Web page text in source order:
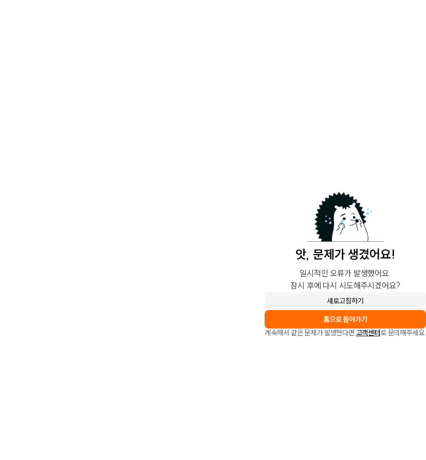
앗, 문제가 생겼어요!
일시적인 오류가 발생했어요.
잠시 후에 다시 시도해주시겠어요?
새로고침하기
홈으로 돌아가기
계속해서 같은 문제가 발생한다면 고객센터로 문의해주세요.